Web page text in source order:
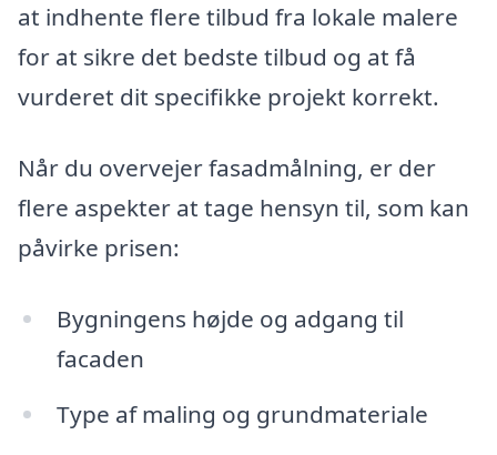
at indhente flere tilbud fra lokale malere
for at sikre det bedste tilbud og at få
vurderet dit specifikke projekt korrekt.
Når du overvejer fasadmålning, er der
flere aspekter at tage hensyn til, som kan
påvirke prisen:
Bygningens højde og adgang til
facaden
Type af maling og grundmateriale